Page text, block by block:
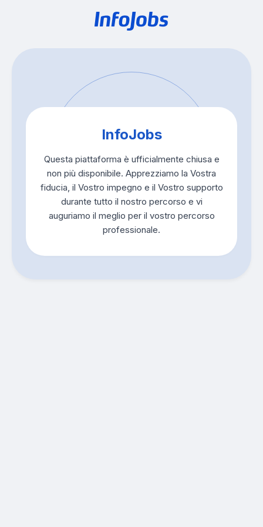
InfoJobs
Questa piattaforma è ufficialmente chiusa e
non più disponibile. Apprezziamo la Vostra
fiducia, il Vostro impegno e il Vostro supporto
durante tutto il nostro percorso e vi
auguriamo il meglio per il vostro percorso
professionale.